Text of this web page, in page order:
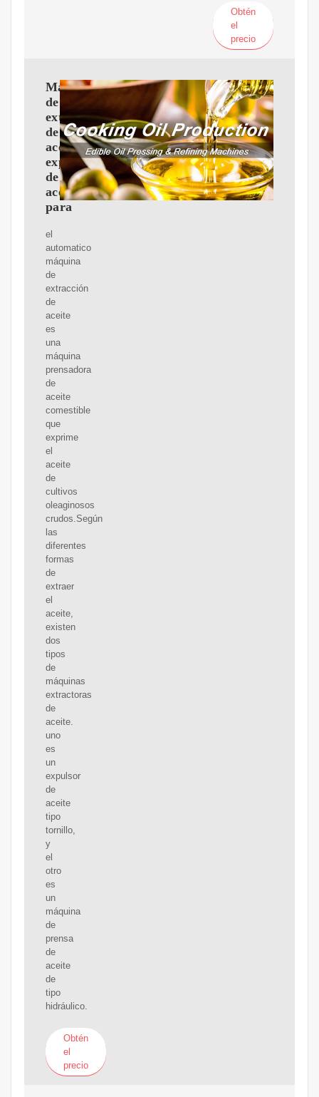
Obtén
el
precio
Máquina
de
extracción
de
aceite,
expulsor
de
aceite
para
el
automatico
máquina
de
extracción
de
aceite
es
una
máquina
prensadora
de
aceite
comestible
que
exprime
el
aceite
de
cultivos
oleaginosos
crudos.Según
las
diferentes
formas
de
extraer
el
aceite,
existen
dos
tipos
de
máquinas
extractoras
de
aceite.
uno
es
un
expulsor
de
aceite
tipo
tornillo,
y
el
otro
es
un
máquina
de
prensa
de
aceite
de
tipo
hidráulico.
Obtén
el
precio